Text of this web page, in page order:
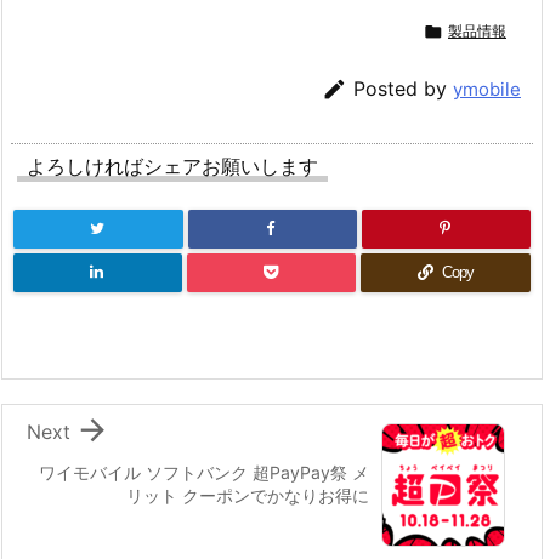
 製品情報
 Posted by ymobile
よろしければシェアお願いします
Copy
ワイモバイル ソフトバンク 超PayPay祭 メ
リット クーポンでかなりお得に

Next